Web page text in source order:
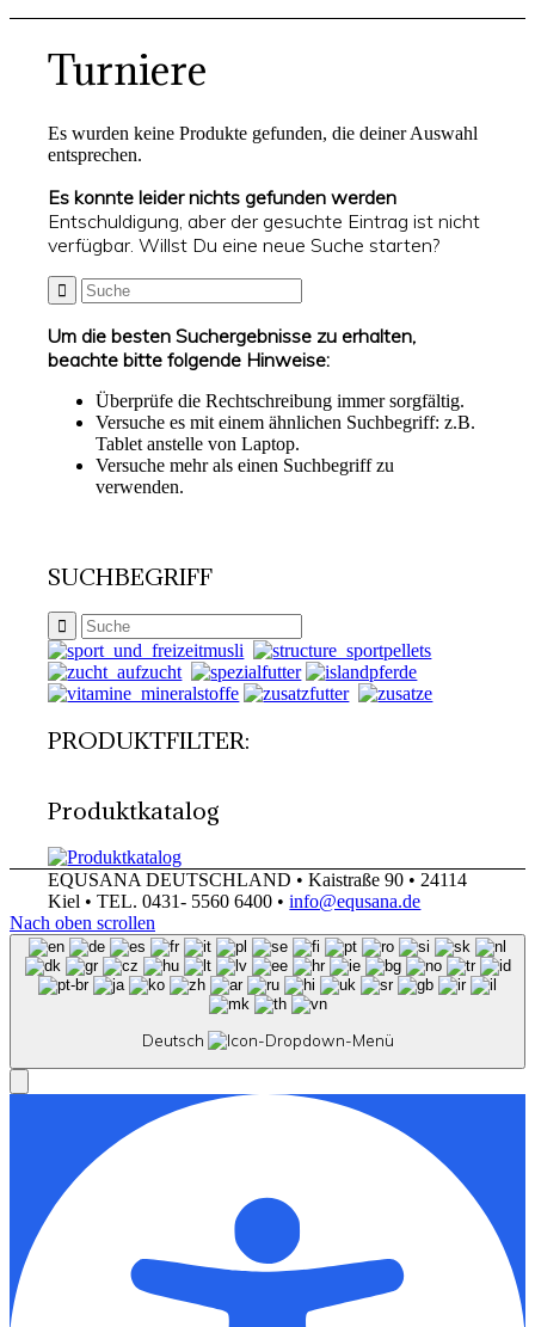
Turniere
Es wurden keine Produkte gefunden, die deiner Auswahl
entsprechen.
Es konnte leider nichts gefunden werden
Entschuldigung, aber der gesuchte Eintrag ist nicht
verfügbar. Willst Du eine neue Suche starten?
Um die besten Suchergebnisse zu erhalten,
beachte bitte folgende Hinweise:
Überprüfe die Rechtschreibung immer sorgfältig.
Versuche es mit einem ähnlichen Suchbegriff: z.B.
Tablet anstelle von Laptop.
Versuche mehr als einen Suchbegriff zu
verwenden.
SUCHBEGRIFF
PRODUKTFILTER:
Produktkatalog
EQUSANA DEUTSCHLAND • Kaistraße 90 • 24114
Kiel • TEL. 0431- 5560 6400 •info@equsana.de
Nach oben scrollen
Deutsch